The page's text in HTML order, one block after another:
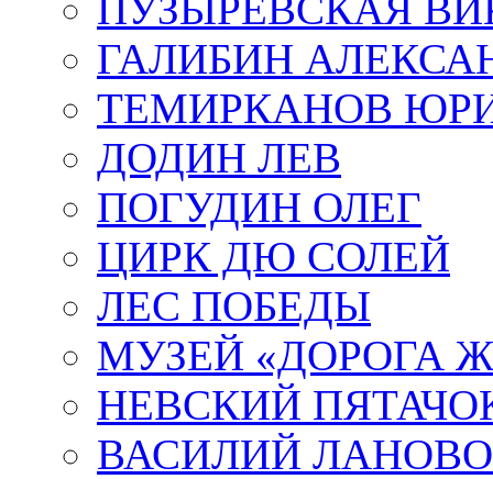
ГАЛИБИН
ТЕМИРКАНОВ
ДОДИН ЛЕВ
ПОГУДИН ОЛЕГ
ЦИРК ДЮ СОЛЕЙ
ЛЕС ПОБЕДЫ
МУЗЕЙ «ДОРОГА
НЕВСКИЙ
ВАСИЛИЙ